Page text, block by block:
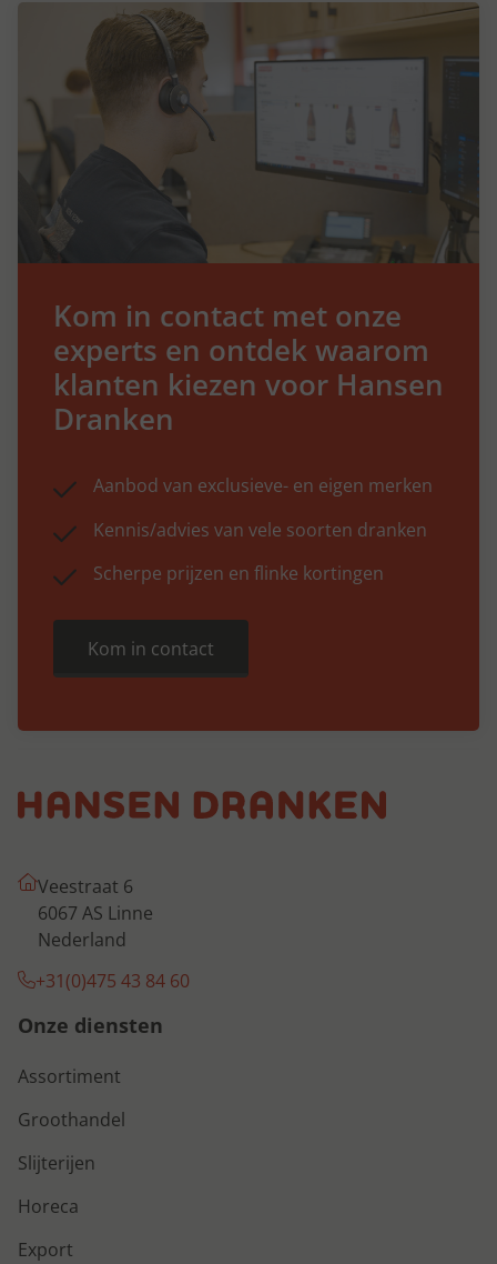
Kom in contact met onze
experts en ontdek waarom
klanten kiezen voor Hansen
Dranken
Aanbod van exclusieve- en eigen merken
Kennis/advies van vele soorten dranken
Scherpe prijzen en flinke kortingen
Kom in contact
Veestraat 6
6067 AS Linne
Nederland
+31(0)475 43 84 60
Onze diensten
Assortiment
Groothandel
Slijterijen
Horeca
Export